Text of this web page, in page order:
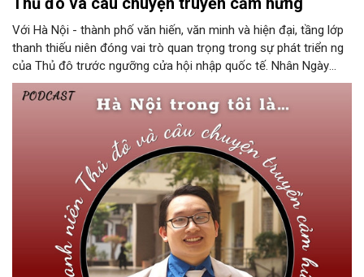
Với Hà Nội - thành phố văn hiến, văn minh và hiện đại, tầng lớp
thanh thiếu niên đóng vai trò quan trọng trong sự phát triển ng
của Thủ đô trước ngưỡng cửa hội nhập quốc tế. Nhân Ngày
Quốc tế Thanh thiếu niên 12/8, podcast “Hà Nội trong tôi là…”
đã có cuộc trò chuyện cùng 1 trong 10 Gương mặt trẻ Thủ đô
tiêu biểu năm 2022 - bạn Lã Minh Trường, Phó Bí thư Liên chi
đoàn Khoa Công tác xã hội Trường ĐH Sư phạm Hà Nội; để
thấy được những đóng góp tích cực và câu chuyện truyền đầy
cảm hứng của thanh thiếu niên H